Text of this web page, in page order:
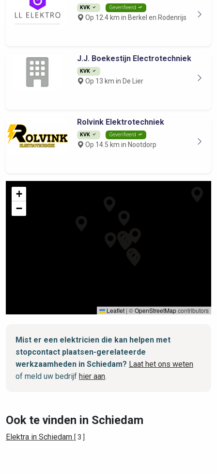
KVK Geverifieerd
Op 12.4 km in Berkel en Rodenrijs
J.J. Boekestijn Electrotechniek
KVK
Op 13 km in De Lier
Rolvink Elektrotechniek
KVK Geverifieerd
Op 14.5 km in Nootdorp
+
−
Leaflet | ©OpenStreetMapcontributors
Mist er een elektricien die kan helpen met
stopcontact plaatsen-gerelateerde
werkzaamheden in Schiedam? Laat het ons weten
of meld uw bedrijf hier aan.
Ook te vinden in Schiedam
Elektra in Schiedam [ 3 ]